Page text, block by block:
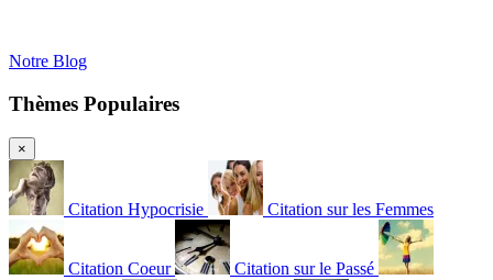
Notre Blog
Thèmes Populaires
×
Citation Hypocrisie Citation sur les Femmes
Citation Coeur Citation sur le Passé